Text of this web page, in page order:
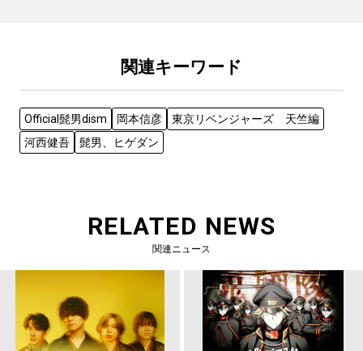
関連キーワード
Official髭男dism 岡本信彦
東京リベンジャーズ 天竺編
河西健吾
髭男、ヒゲダン
RELATED NEWS
関連ニュース